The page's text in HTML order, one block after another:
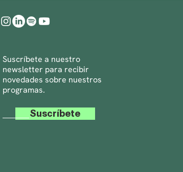
Suscríbete a nuestro
newsletter para recibir
novedades sobre nuestros
programas.
Suscríbete